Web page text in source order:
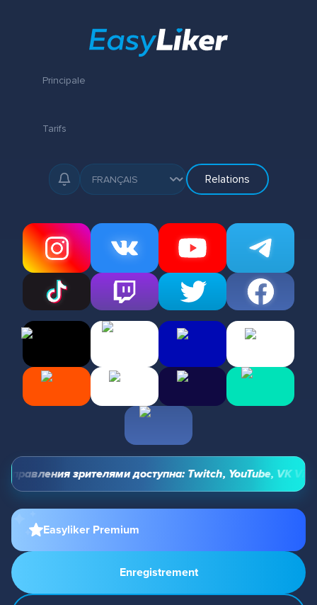
Principale
Tarifs
Relations
зрителями доступна: Twitch, YouTube, VK
Easyliker Premium
Enregistrement